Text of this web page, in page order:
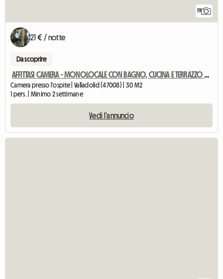
19
21 € / notte
Da scoprire
AFFITTASI CAMERA - MONOLOCALE CON BAGNO, CUCINA E TERRAZZO PRIVATO
Camera presso l'ospite | Valladolid (47008) | 30 M2
1 pers. | Minimo 2 settimane
Vedi l'annuncio